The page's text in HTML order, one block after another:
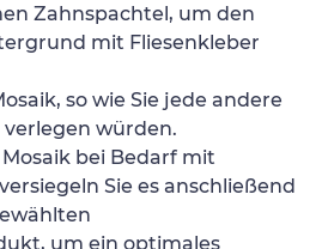
Zahnspachtel, um den
mit Fliesenkleber
so wie Sie jede andere
verlegen würden.
bei Bedarf mit
Sie es anschließend
um ein optimales